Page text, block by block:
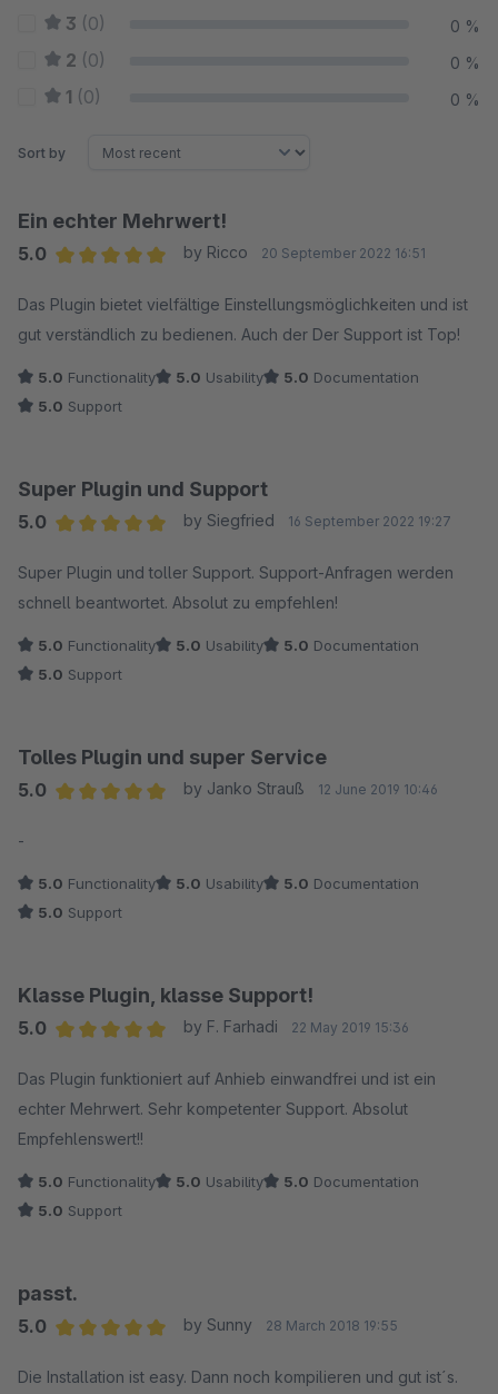
3 (0) 0 %
2 (0) 0 %
1 (0) 0 %
Sort by
Ein echter Mehrwert!
5.0
by Ricco 20 September 2022 16:51
Das Plugin bietet vielfältige Einstellungsmöglichkeiten und ist
gut verständlich zu bedienen. Auch der Der Support ist Top!
5.0 Functionality 5.0 Usability 5.0 Documentation
5.0 Support
Super Plugin und Support
5.0
by Siegfried 16 September 2022 19:27
Super Plugin und toller Support. Support-Anfragen werden
schnell beantwortet. Absolut zu empfehlen!
5.0 Functionality 5.0 Usability 5.0 Documentation
5.0 Support
Tolles Plugin und super Service
5.0
by Janko Strauß 12 June 2019 10:46
-
5.0 Functionality 5.0 Usability 5.0 Documentation
5.0 Support
Klasse Plugin, klasse Support!
5.0
by F. Farhadi 22 May 2019 15:36
Das Plugin funktioniert auf Anhieb einwandfrei und ist ein
echter Mehrwert. Sehr kompetenter Support. Absolut
Empfehlenswert!!
5.0 Functionality 5.0 Usability 5.0 Documentation
5.0 Support
passt.
5.0
by Sunny 28 March 2018 19:55
Die Installation ist easy. Dann noch kompilieren und gut ist´s.